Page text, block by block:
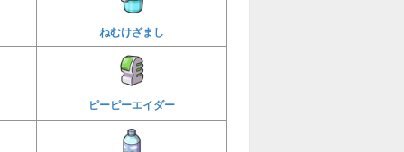
ねむけざまし
ピーピーエイダー